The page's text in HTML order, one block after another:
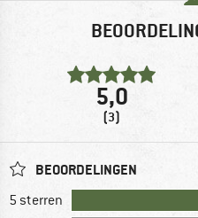
5,0
(3)
BEOORDELINGEN
5 sterren